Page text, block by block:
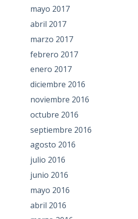
mayo 2017
abril 2017
marzo 2017
febrero 2017
enero 2017
diciembre 2016
noviembre 2016
octubre 2016
septiembre 2016
agosto 2016
julio 2016
junio 2016
mayo 2016
abril 2016